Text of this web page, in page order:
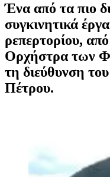
Ένα από τα πιο
συγκινητικά
ρεπερτορίου,
Ορχήστρα των
τη διεύθυνση
Πέτρου.